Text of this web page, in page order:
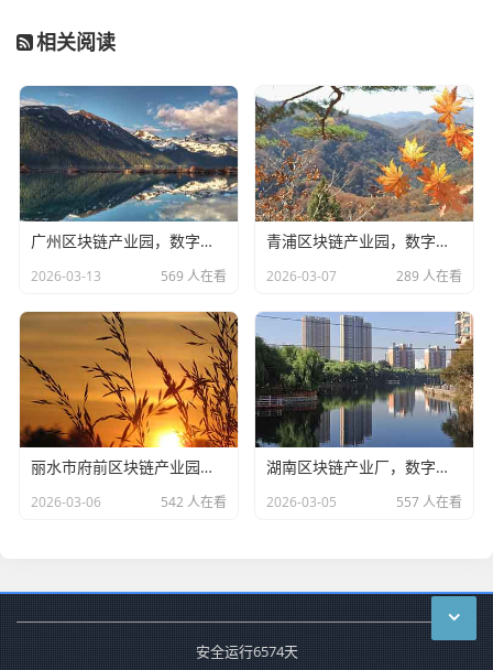
相关阅读
广州区块链产业园，数字经济时代的创新高地
2026-03-13 569 人在看
青浦区块链产业园，数字经济时代的创新高地
2026-03-07 289 人在看
丽水市府前区块链产业园，数字经济浪潮中的创新高地
2026-03-06 542 人在看
湖南区块链产业厂，数字经济浪潮中的创新先锋
2026-03-05 557 人在看
安全运行6574天